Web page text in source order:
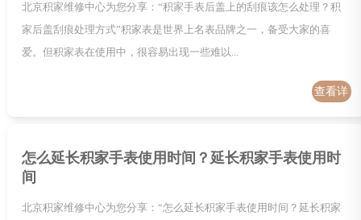
北京积家维修中心为您分享：“积家手表后盖上的刮痕该怎么处理？积
家后盖刮痕处理方式”积家表是世界上名表品牌之一，备受大家的喜
爱。但积家表在使用中，很容易出现一些难以...
查看详
怎么延长积家手表使用时间？延长积家手表使用时
间
北京积家维修中心为您分享：“怎么延长积家手表使用时间？延长积家